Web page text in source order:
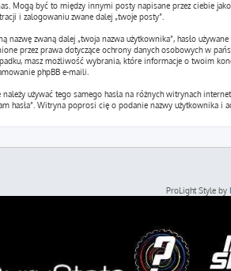
Mogą być to między innymi posty napisane przez ciebie
i zalogowaniu zwane dalej „twoje posty”.
zwaną dalej „twoja nazwa użytkownika”, hasło
przez prawa dotyczące ochrony danych osobowych w
masz możliwość wybrania, które informacje o twoim
phpBB e-maili.
używać tego samego hasła na różnych witrynach
hasła”. Witryna poprosi cię o podanie nazwy
ProLight Style by